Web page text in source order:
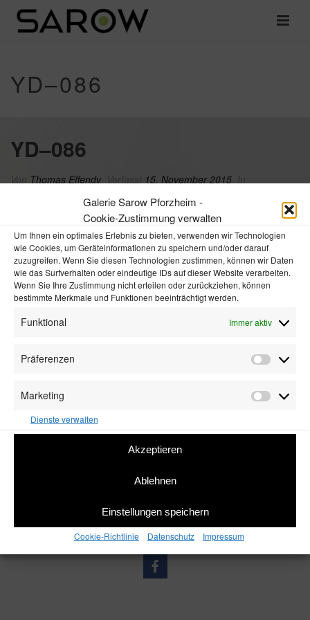
Galerie Sarow Pforzheim -
Cookie-Zustimmung verwalten
Um Ihnen ein optimales Erlebnis zu bieten, verwenden wir Technologien
wie Cookies, um Geräteinformationen zu speichern und/oder darauf
zuzugreifen. Wenn Sie diesen Technologien zustimmen, können wir Daten
wie das Surfverhalten oder eindeutige IDs auf dieser Website verarbeiten.
Wenn Sie Ihre Zustimmung nicht erteilen oder zurückziehen, können
bestimmte Merkmale und Funktionen beeinträchtigt werden.
Funktional Immer aktiv
Präferenzen
Marketing
Dienste verwalten
Akzeptieren
Ablehnen
Einstellungen speichern
Cookie-Richtlinie Datenschutz Impressum
YD–086
YD–086
Thomas Effendy 15. November 2015